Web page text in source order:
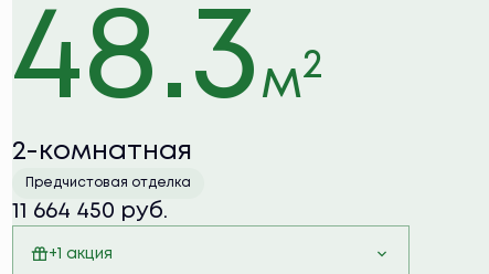
48.3м2
2-комнатная
Предчистовая отделка
11 664 450 руб.
+1 акция